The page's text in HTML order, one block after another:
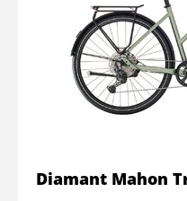
Diamant Mahon